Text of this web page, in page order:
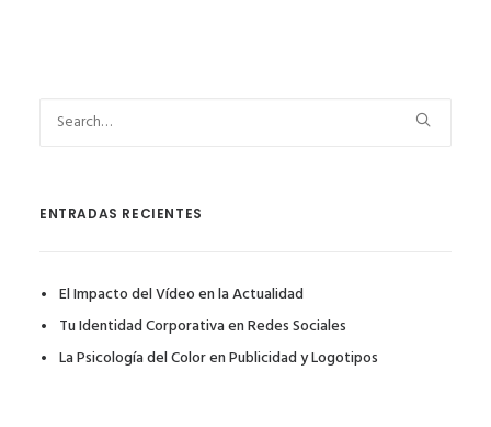
ENTRADAS RECIENTES
El Impacto del Vídeo en la Actualidad
Tu Identidad Corporativa en Redes Sociales
La Psicología del Color en Publicidad y Logotipos